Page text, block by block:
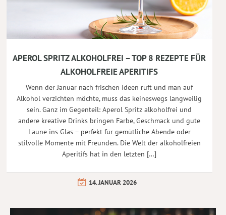
APEROL SPRITZ ALKOHOLFREI – TOP 8 REZEPTE FÜR
ALKOHOLFREIE APERITIFS
Wenn der Januar nach frischen Ideen ruft und man auf
Alkohol verzichten möchte, muss das keineswegs langweilig
sein. Ganz im Gegenteil: Aperol Spritz alkoholfrei und
andere kreative Drinks bringen Farbe, Geschmack und gute
Laune ins Glas – perfekt für gemütliche Abende oder
stilvolle Momente mit Freunden. Die Welt der alkoholfreien
Aperitifs hat in den letzten […]
14. JANUAR 2026